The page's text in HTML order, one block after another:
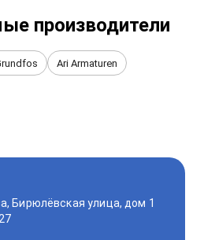
производители
Ari Armaturen
Бирюлёвская улица, дом 1